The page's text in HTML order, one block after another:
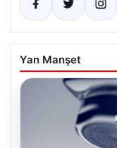
Yan Manşet